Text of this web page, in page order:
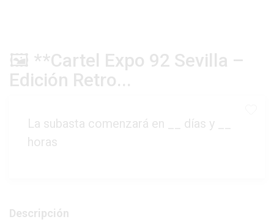
🖼️ **Cartel Expo 92 Sevilla –
Edición Retro...
La subasta comenzará en días y
horas
Descripción